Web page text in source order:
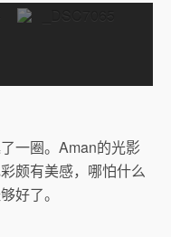
一圈。Aman的光影
颇有美感，哪怕什么
好了。